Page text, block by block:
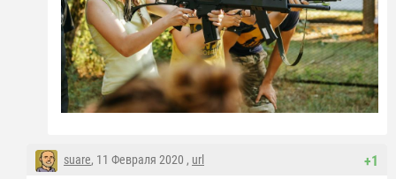
+1
suare, 11 Февраля 2020 , url